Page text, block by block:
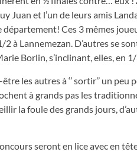
Juan et l’un de leurs amis
Ces 3 mêmes
à Lannemezan. D’autres se
Borlin, s’inclinant, elles, en
les autres à ‘’ sortir’’ un
à grands pas les
la foule des grands jours,
seront en lice avec en